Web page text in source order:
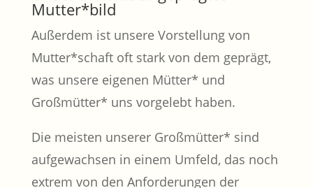
Mutter*bild
Außerdem ist unsere Vorstellung von
Mutter*schaft oft stark von dem geprägt,
was unsere eigenen Mütter* und
Großmütter* uns vorgelebt haben.
Die meisten unserer Großmütter* sind
aufgewachsen in einem Umfeld, das noch
extrem von den Anforderungen der